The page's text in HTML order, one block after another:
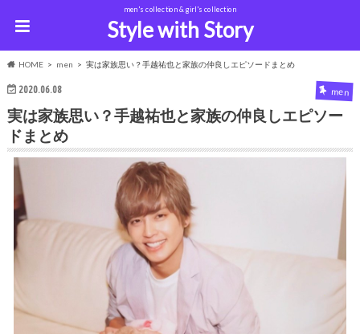
men's collection & girl's collection
Style with Story
HOME men 実は家族思い？手越祐也と家族の仲良しエピソードまとめ
2020.06.08 men
実は家族思い？手越祐也と家族の仲良しエピソー
ドまとめ